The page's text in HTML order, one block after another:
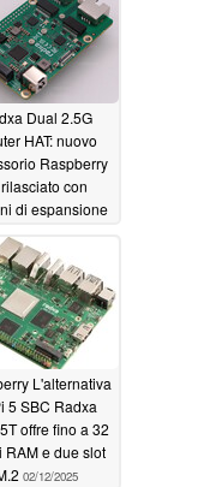
Dual 2.5G
HAT: nuovo
Raspberry
con
di espansione
04/16/2025
L'alternativa
5 SBC Radxa
offre fino a 32
RAM e due slot
02/12/2025